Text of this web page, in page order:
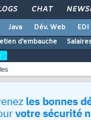
CHAT
Java Dév. Web EDI
d'embauche